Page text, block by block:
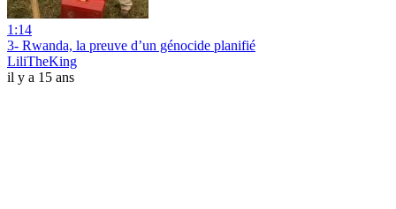
1:14
3- Rwanda, la preuve d’un génocide planifié
LiliTheKing
il y a 15 ans